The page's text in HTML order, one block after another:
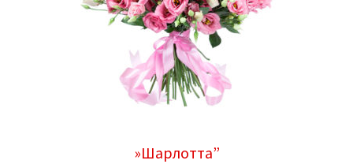
»Шарлотта”